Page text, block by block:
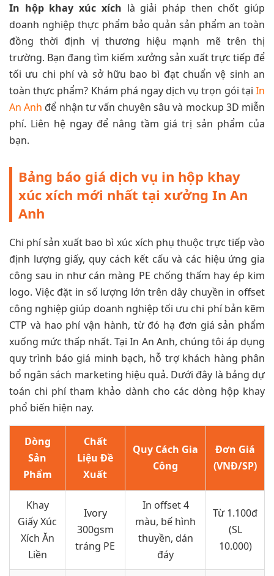
In hộp khay xúc xích là giải pháp then chốt giúp
doanh nghiệp thực phẩm bảo quản sản phẩm an toàn
đồng thời định vị thương hiệu mạnh mẽ trên thị
trường. Bạn đang tìm kiếm xưởng sản xuất trực tiếp để
tối ưu chi phí và sở hữu bao bì đạt chuẩn vệ sinh an
toàn thực phẩm? Khám phá ngay dịch vụ trọn gói tại In
An Anh để nhận tư vấn chuyên sâu và mockup 3D miễn
phí. Liên hệ ngay để nâng tầm giá trị sản phẩm của
bạn.
Bảng báo giá dịch vụ in hộp khay
xúc xích mới nhất tại xưởng In An
Anh
Chi phí sản xuất bao bì xúc xích phụ thuộc trực tiếp vào
định lượng giấy, quy cách kết cấu và các hiệu ứng gia
công sau in như cán màng PE chống thấm hay ép kim
logo. Việc đặt in số lượng lớn trên dây chuyền in offset
công nghiệp giúp doanh nghiệp tối ưu chi phí bản kẽm
CTP và hao phí vận hành, từ đó hạ đơn giá sản phẩm
xuống mức thấp nhất. Tại In An Anh, chúng tôi áp dụng
quy trình báo giá minh bạch, hỗ trợ khách hàng phân
bổ ngân sách marketing hiệu quả. Dưới đây là bảng dự
toán chi phí tham khảo dành cho các dòng hộp khay
phổ biến hiện nay.
Dòng
Sản
Phẩm
Chất
Liệu Đề
Xuất
Quy Cách Gia
Công
Đơn Giá
(VNĐ/SP)
Khay
Giấy Xúc
Xích Ăn
Liền
Ivory
300gsm
tráng PE
In offset 4
màu, bế hình
thuyền, dán
đáy
Từ 1.100đ
(SL
10.000)